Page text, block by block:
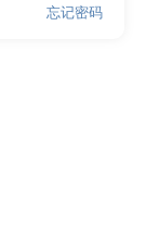
忘记密码